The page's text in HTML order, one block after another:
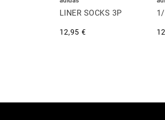
LINER SOCKS 3P
12,95 €